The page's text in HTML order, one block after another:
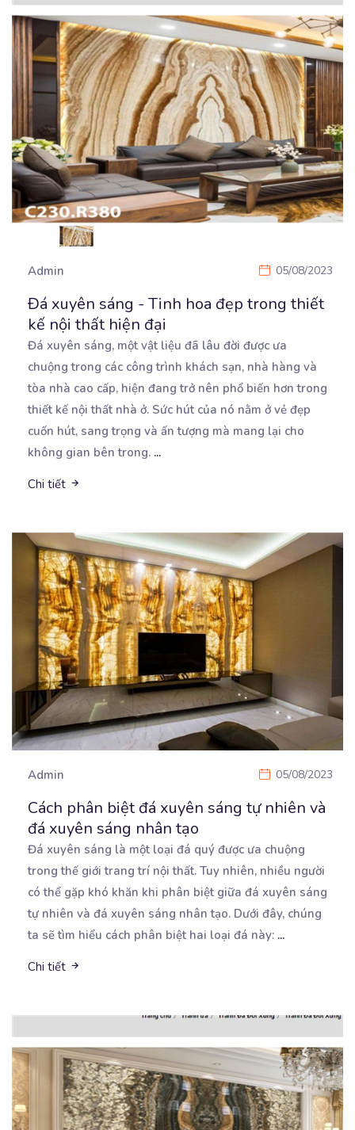
Admin 05/08/2023
Đá xuyên sáng - Tinh hoa đẹp trong thiết
kế nội thất hiện đại
Đá xuyên sáng, một vật liệu đã lâu đời được ưa
chuộng trong các công trình khách sạn, nhà hàng và
tòa nhà cao cấp, hiện đang trở nên phổ biến hơn trong
thiết kế nội thất nhà ở. Sức hút của nó nằm ở vẻ đẹp
cuốn hút, sang trọng và ấn tượng mà mang lại cho
không gian bên trong. ...
Chi tiết
Admin 05/08/2023
Cách phân biệt đá xuyên sáng tự nhiên và
đá xuyên sáng nhân tạo
Đá xuyên sáng là một loại đá quý được ưa chuộng
trong thế giới trang trí nội thất. Tuy nhiên, nhiều người
có thể gặp khó khăn khi phân biệt giữa đá xuyên sáng
tự nhiên và đá xuyên sáng nhân tạo. Dưới đây, chúng
ta sẽ tìm hiểu cách phân biệt hai loại đá này: ...
Chi tiết